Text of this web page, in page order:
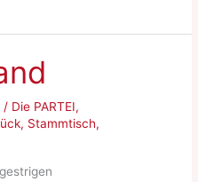
/ Die PARTEI,
, Stammtisch,